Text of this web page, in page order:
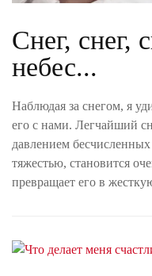
Снег, снег,
небес...
Наблюдая за снегом, я
его с нами. Легчайший
давлением
тяжестью, становится
превращает его в